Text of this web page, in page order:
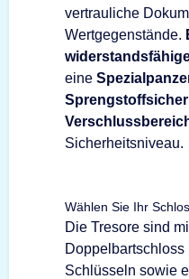
vertrauliche
Wertgegenstände.
eine
Sicherheitsniveau.
Wählen Sie Ihr
Die Tresore sind
Schlüsseln sowie